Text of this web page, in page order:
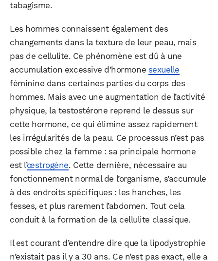
tabagisme.
Les hommes connaissent également des
changements dans la texture de leur peau, mais
pas de cellulite. Ce phénomène est dû à une
accumulation excessive d’hormone sexuelle
féminine dans certaines parties du corps des
hommes. Mais avec une augmentation de l’activité
physique, la testostérone reprend le dessus sur
cette hormone, ce qui élimine assez rapidement
les irrégularités de la peau. Ce processus n’est pas
possible chez la femme : sa principale hormone
est l’œstrogène. Cette dernière, nécessaire au
fonctionnement normal de l’organisme, s’accumule
à des endroits spécifiques : les hanches, les
fesses, et plus rarement l’abdomen. Tout cela
conduit à la formation de la cellulite classique.
Il est courant d’entendre dire que la lipodystrophie
n’existait pas il y a 30 ans. Ce n’est pas exact, elle a